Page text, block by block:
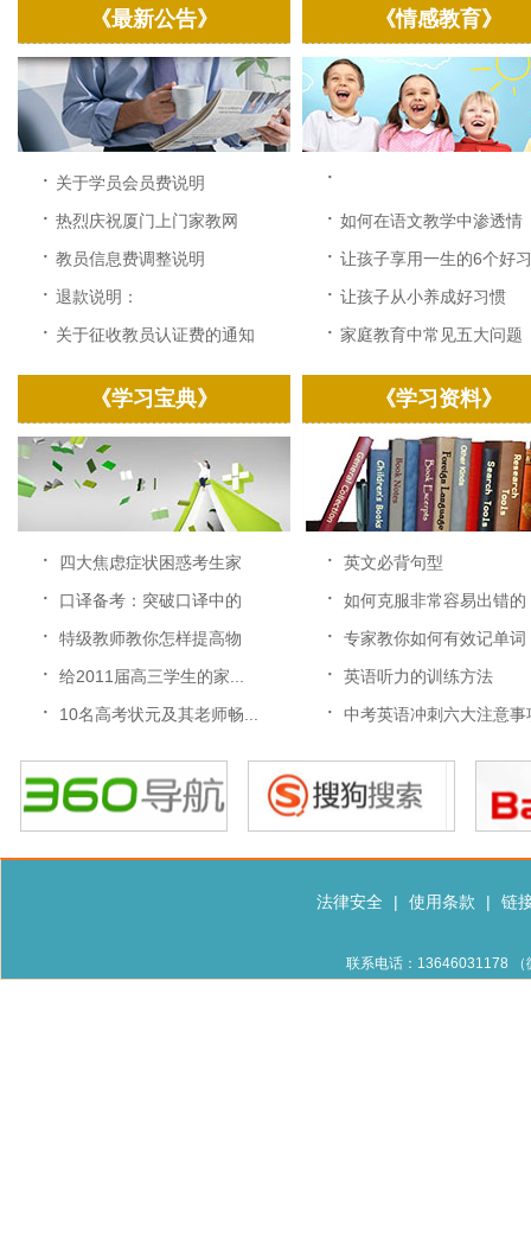
《最新公告》
· 关于学员会员费说明
· 热烈庆祝厦门上门家教网
改...
· 教员信息费调整说明
· 退款说明：
· 关于征收教员认证费的通知
《情感教育》
·
· 如何在语文教学中渗透情
感...
· 让孩子享用一生的6个好
· 让孩子从小养成好习惯
· 家庭教育中常见五大问题
《学习宝典》
· 四大焦虑症状困惑考生家
长...
· 口译备考：突破口译中的
速...
· 特级教师教你怎样提高物
理...
· 给2011届高三学生的家...
· 10名高考状元及其老师畅...
《学习资料》
· 英文必背句型
· 如何克服非常容易出错的
中...
· 专家教你如何有效记单词
· 英语听力的训练方法
· 中考英语冲刺六大注意事
法律安全 | 使用条款 | 链
联系电话：13646031178